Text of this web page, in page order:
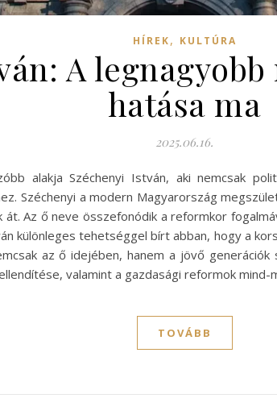
HÍREK, KULTÚRA
A
hatása ma
2025.06.16.
alakja Széchenyi István, aki nemcsak
Széchenyi a modern Magyarország
Az ő neve összefonódik a reformkor
különleges tehetséggel bírt abban, hogy a
az ő idejében, hanem a jövő
valamint a gazdasági reformok mind-
TOVÁBB